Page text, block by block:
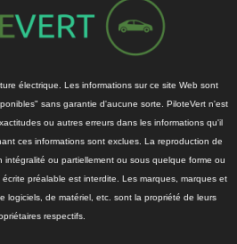
électrique. Les informations sur ce site Web sont
sans garantie d'aucune sorte. PiloteVert n'est
ou autres erreurs dans les informations qu'il
ces informations sont exclues. La reproduction de
ou partiellement ou sous quelque forme ou
préalable est interdite. Les marques, marques et
logiciels, de matériel, etc. sont la propriété de leurs
respectifs.